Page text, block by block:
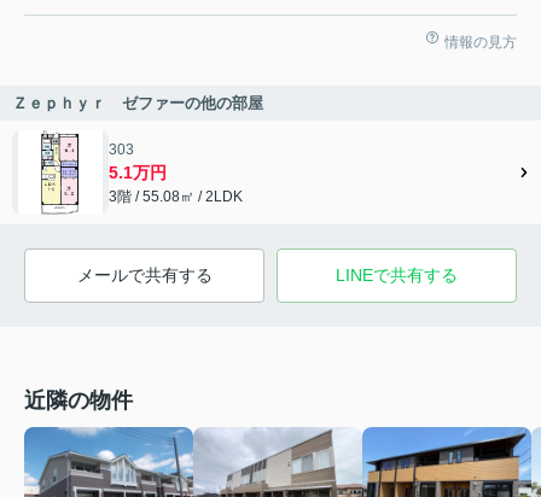
情報の見方
Ｚｅｐｈｙｒ ゼファーの他の部屋
303
5.1万円
3階 / 55.08㎡ / 2LDK
メールで共有する LINEで共有する
近隣の物件